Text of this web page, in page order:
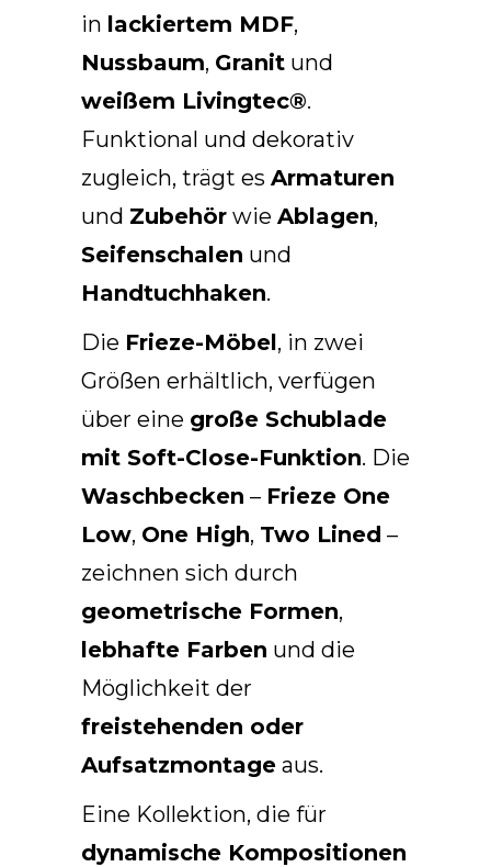
DE
in lackiertem MDF,
Nussbaum, Granit und
weißem Livingtec®.
Funktional und dekorativ
zugleich, trägt es Armaturen
und Zubehör wie Ablagen,
Seifenschalen und
Handtuchhaken.
Die Frieze-Möbel, in zwei
Größen erhältlich, verfügen
über eine große Schublade
mit Soft-Close-Funktion. Die
Waschbecken – Frieze One
Low, One High, Two Lined –
zeichnen sich durch
geometrische Formen,
lebhafte Farben und die
Möglichkeit der
freistehenden oder
Aufsatzmontage aus.
Eine Kollektion, die für
dynamische Kompositionen